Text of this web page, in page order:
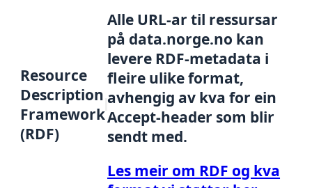
Resource
Description
Framework
(RDF)
Alle URL-ar til ressursar
på data.norge.no kan
levere RDF-metadata i
fleire ulike format,
avhengig av kva for ein
Accept-header som blir
sendt med.
Les meir om RDF og kva